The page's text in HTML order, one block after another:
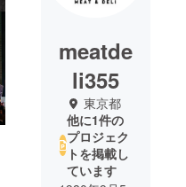
meatde
li355
東京都
他に1件の
プロジェク
トを掲載し
ています